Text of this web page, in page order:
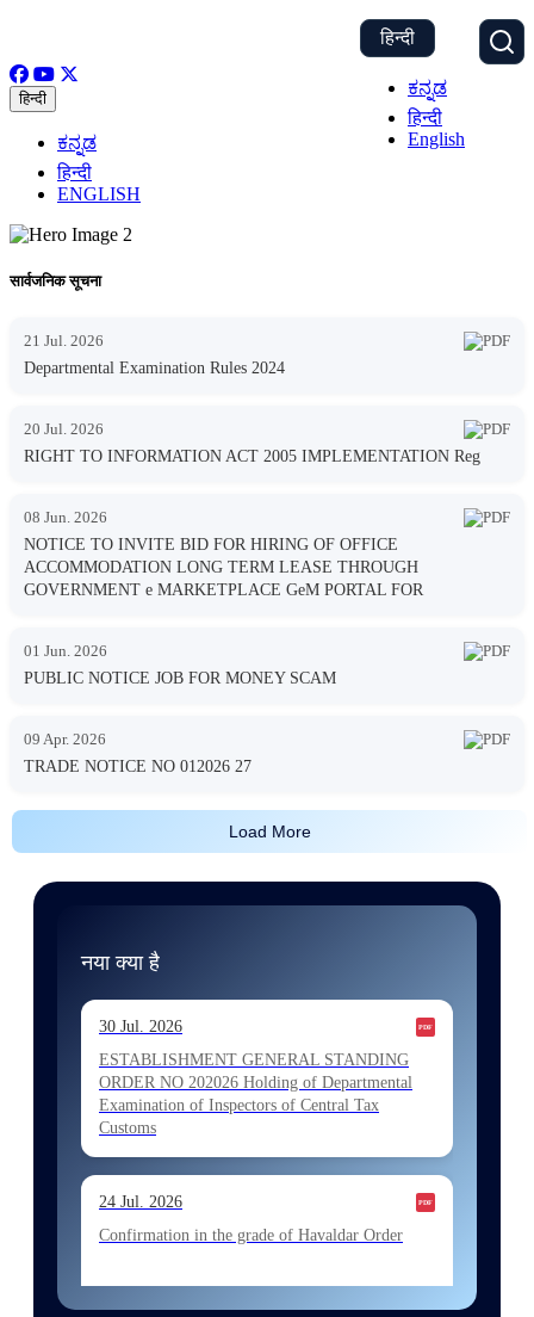
हिन्दी
ಕನ್ನಡ
हिन्दी
English
हिन्दी
ಕನ್ನಡ
हिन्दी
ENGLISH
सार्वजनिक सूचना
21 Jul. 2026
Departmental Examination Rules 2024
20 Jul. 2026
RIGHT TO INFORMATION ACT 2005 IMPLEMENTATION Reg
08 Jun. 2026
NOTICE TO INVITE BID FOR HIRING OF OFFICE
ACCOMMODATION LONG TERM LEASE THROUGH
GOVERNMENT e MARKETPLACE GeM PORTAL FOR
01 Jun. 2026
PUBLIC NOTICE JOB FOR MONEY SCAM
09 Apr. 2026
TRADE NOTICE NO 012026 27
Load More
नया क्या है
30 Jul. 2026
ESTABLISHMENT GENERAL STANDING
ORDER NO 202026 Holding of Departmental
Examination of Inspectors of Central Tax
Customs
24 Jul. 2026
Confirmation in the grade of Havaldar Order